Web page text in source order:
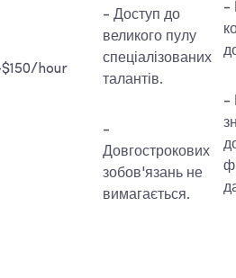
hour
- Доступ до
великого пулу
спеціалізованих
талантів.
-
Довгострокових
зобов'язань не
вимагається.
-
-